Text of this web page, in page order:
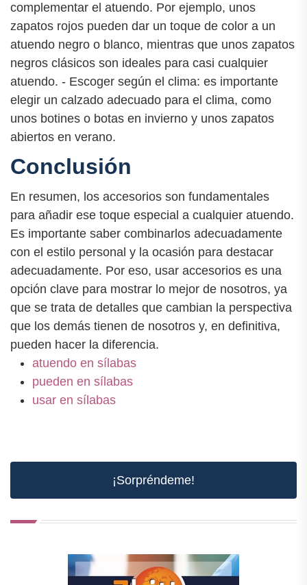
complementar el atuendo. Por ejemplo, unos
zapatos rojos pueden dar un toque de color a un
atuendo negro o blanco, mientras que unos zapatos
negros clásicos son ideales para casi cualquier
atuendo. - Escoger según el clima: es importante
elegir un calzado adecuado para el clima, como
unos botines o botas en invierno y unos zapatos
abiertos en verano.
Conclusión
En resumen, los accesorios son fundamentales
para añadir ese toque especial a cualquier atuendo.
Es importante saber combinarlos adecuadamente
con el estilo personal y la ocasión para destacar
adecuadamente. Por eso, usar accesorios es una
opción clave para mostrar lo mejor de nosotros, ya
que se trata de detalles que cambian la perspectiva
que los demás tienen de nosotros y, en definitiva,
pueden hacer la diferencia.
atuendo en sílabas
pueden en sílabas
usar en sílabas
¡Sorpréndeme!